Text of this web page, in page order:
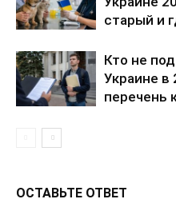
старый и
Кто не
Украине в
перечень
ОСТАВЬТЕ ОТВЕТ